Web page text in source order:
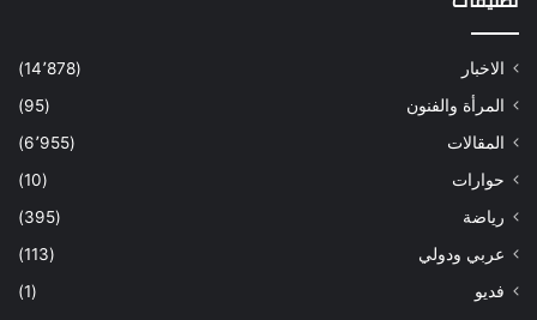
الاخبار
(14٬878)
المرأة والفنون
(95)
المقالات
(6٬955)
حوارات
(10)
رياضة
(395)
عربي ودولي
(113)
فديو
(1)